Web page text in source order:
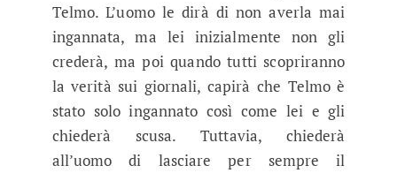
Telmo. L’uomo le dirà di non averla mai
ingannata, ma lei inizialmente non gli
crederà, ma poi quando tutti scopriranno
la verità sui giornali, capirà che Telmo è
stato solo ingannato così come lei e gli
chiederà scusa. Tuttavia, chiederà
all’uomo di lasciare per sempre il